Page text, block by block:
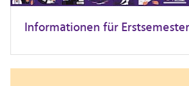
Informationen für Erstsemester